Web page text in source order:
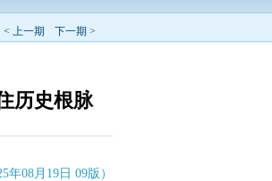
< 上一期 下一期 >
历史根脉
年08月19日 09版）